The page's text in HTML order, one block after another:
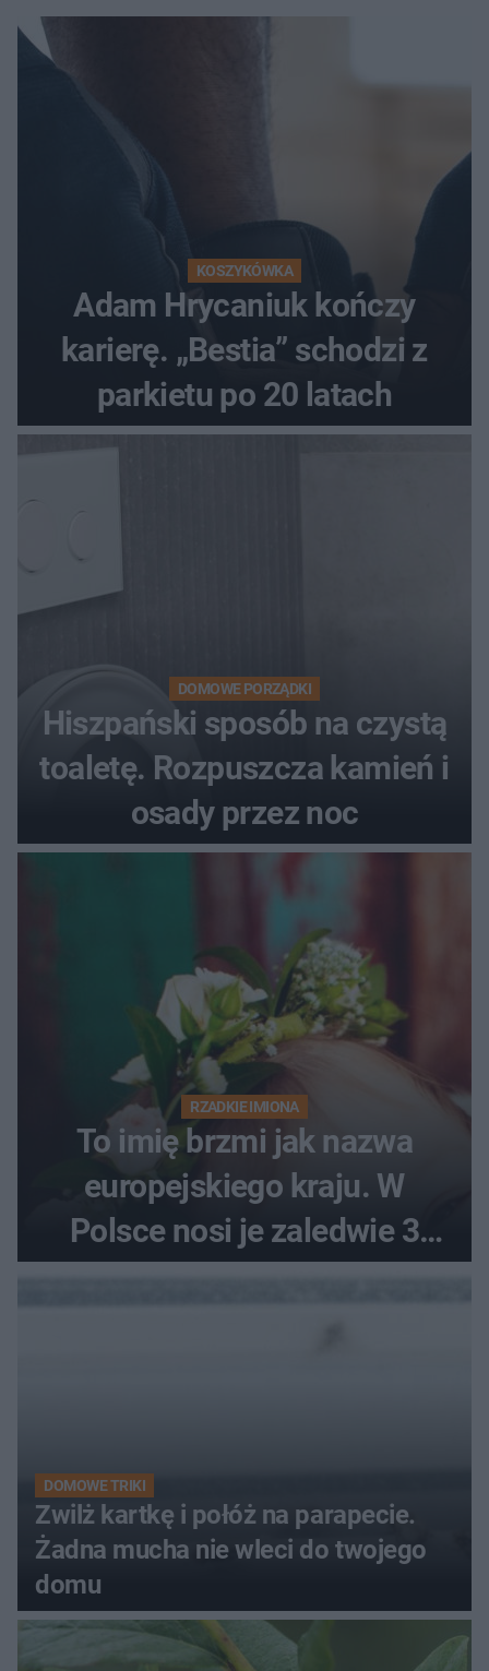
KOSZYKÓWKA
Adam Hrycaniuk kończy
karierę. „Bestia” schodzi z
parkietu po 20 latach
DOMOWE PORZĄDKI
Hiszpański sposób na czystą
toaletę. Rozpuszcza kamień i
osady przez noc
RZADKIE IMIONA
To imię brzmi jak nazwa
europejskiego kraju. W
Polsce nosi je zaledwie 3
DOMOWE TRIKI
Zwilż kartkę i połóż na parapecie.
Żadna mucha nie wleci do twojego
domu